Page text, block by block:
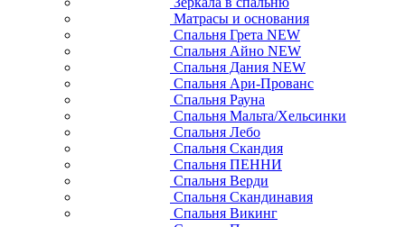
Матрасы и основания
Спальня Грета NEW
Спальня Айно NEW
Спальня Дания NEW
Спальня Ари-Прованс
Спальня Рауна
Спальня Мальта/Хельсинки
Спальня Лебо
Спальня Скандия
Спальня ПЕННИ
Спальня Верди
Спальня Скандинавия
Спальня Викинг